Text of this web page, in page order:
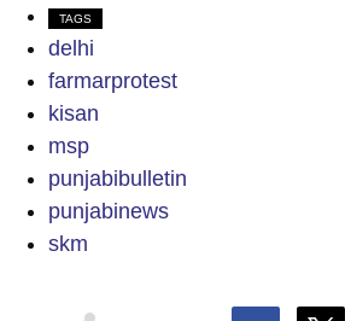
TAGS
delhi
farmarprotest
kisan
msp
punjabibulletin
punjabinews
skm